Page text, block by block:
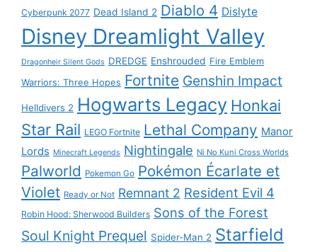
Cyberpunk 2077 Dead Island 2 Diablo 4 Dislyte
Disney Dreamlight Valley
Dragonheir Silent Gods DREDGE Enshrouded Fire Emblem
Warriors: Three Hopes Fortnite Genshin Impact
Helldivers 2 Hogwarts Legacy Honkai
Star Rail LEGO Fortnite Lethal Company Manor
Lords Minecraft Legends Nightingale Ni No Kuni Cross Worlds
Palworld Pokemon Go Pokémon Écarlate et
Violet Ready or Not Remnant 2 Resident Evil 4
Robin Hood: Sherwood Builders Sons of the Forest
Soul Knight Prequel Spider-Man 2 Starfield